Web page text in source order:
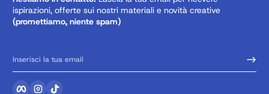
ispirazioni, offerte sui nostri materiali e novità creative
(promettiamo, niente spam)
Inserisci la tua email
FacebookInstagram